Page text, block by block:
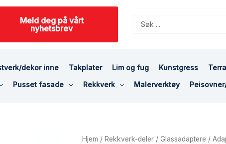
Meld deg på vårt
nyhetsbrev
Search
dekor inne Takplater Lim og fug Kunstgress
Pusset fasade Rekkverk Malerverktøy
Hjem / Rekkverk-deler/ Glassadaptere /
Glassadapter